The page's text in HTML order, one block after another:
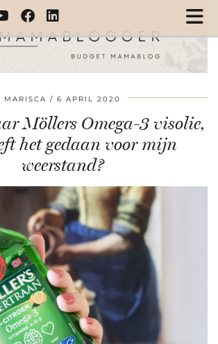
MARISCA 6 APRIL 2020
Möllers Omega-3 visolie,
het gedaan voor mijn
weerstand?